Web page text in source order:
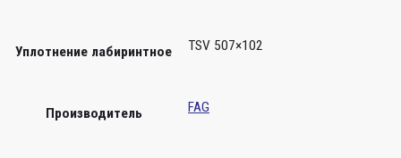
Уплотнение лабиринтное TSV 507×102
Производитель FAG